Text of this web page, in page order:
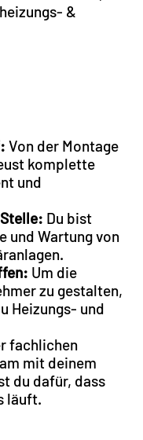
&
Von der Montage
komplette
und
Du bist
und Wartung von
Um die
zu gestalten,
Heizungs- und
fachlichen
mit deinem
du dafür, dass
läuft.